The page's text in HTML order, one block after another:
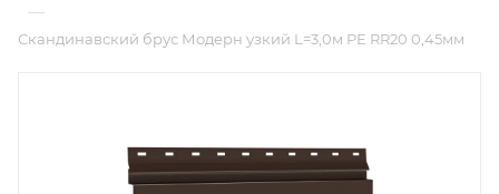
—
Скандинавский брус Модерн узкий L=3,0м PE RR20 0,45мм